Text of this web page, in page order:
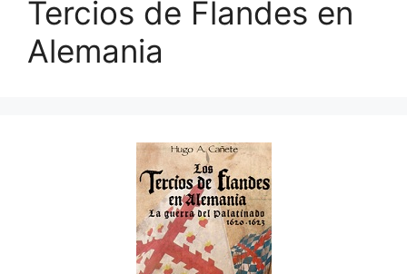
Tercios de Flandes en
Alemania